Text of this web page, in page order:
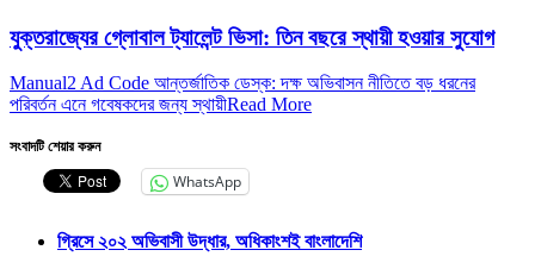
যুক্তরাজ্যের গ্লোবাল ট্যালেন্ট ভিসা: তিন বছরে স্থায়ী হওয়ার সুযোগ
Manual2 Ad Code আন্তর্জাতিক ডেস্ক: দক্ষ অভিবাসন নীতিতে বড় ধরনের
পরিবর্তন এনে গবেষকদের জন্য স্থায়ীRead More
সংবাদটি শেয়ার করুন
WhatsApp
গ্রিসে ২০২ অভিবাসী উদ্ধার, অধিকাংশই বাংলাদেশি